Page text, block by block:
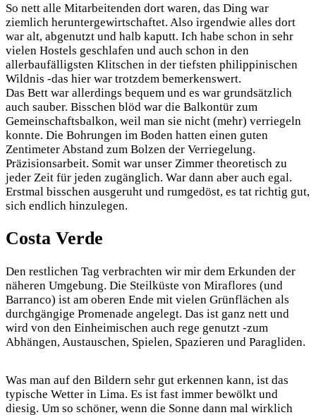
So nett alle Mitarbeitenden dort waren, das Ding war
ziemlich heruntergewirtschaftet. Also irgendwie alles dort
war alt, abgenutzt und halb kaputt. Ich habe schon in sehr
vielen Hostels geschlafen und auch schon in den
allerbaufälligsten Klitschen in der tiefsten philippinischen
Wildnis -das hier war trotzdem bemerkenswert.
Das Bett war allerdings bequem und es war grundsätzlich
auch sauber. Bisschen blöd war die Balkontür zum
Gemeinschaftsbalkon, weil man sie nicht (mehr) verriegeln
konnte. Die Bohrungen im Boden hatten einen guten
Zentimeter Abstand zum Bolzen der Verriegelung.
Präzisionsarbeit. Somit war unser Zimmer theoretisch zu
jeder Zeit für jeden zugänglich. War dann aber auch egal.
Erstmal bisschen ausgeruht und rumgedöst, es tat richtig gut,
sich endlich hinzulegen.
Costa Verde
Den restlichen Tag verbrachten wir mir dem Erkunden der
näheren Umgebung. Die Steilküste von Miraflores (und
Barranco) ist am oberen Ende mit vielen Grünflächen als
durchgängige Promenade angelegt. Das ist ganz nett und
wird von den Einheimischen auch rege genutzt -zum
Abhängen, Austauschen, Spielen, Spazieren und Paragliden.
Was man auf den Bildern sehr gut erkennen kann, ist das
typische Wetter in Lima. Es ist fast immer bewölkt und
diesig. Um so schöner, wenn die Sonne dann mal wirklich